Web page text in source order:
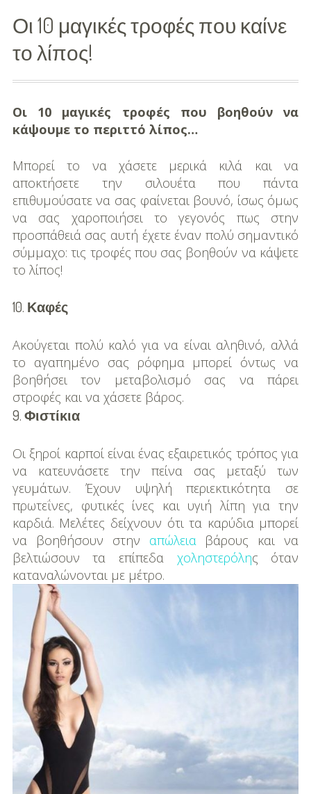
Διασκέδαση
Εκπαίδευση
Βάπτιση
Οργάνωση
Βάπτισης
Διάσημες
Βαπτίσεις
Σπίτι
Παιδικό Δωμάτιο
DIY
Διατροφή-Συνταγές
Συνταγές
Συμβουλές
Υγεία – Ψυχολογία
Οι 10 μαγικές τροφές που καίνε
το λίπος!
Οι 10 μαγικές τροφές που βοηθούν να
κάψουμε το περιττό λίπος…
Μπορεί το να χάσετε μερικά κιλά και να
αποκτήσετε την σιλουέτα που πάντα
επιθυμούσατε να σας φαίνεται βουνό, ίσως όμως
να σας χαροποιήσει το γεγονός πως στην
προσπάθειά σας αυτή έχετε έναν πολύ σημαντικό
σύμμαχο: τις τροφές που σας βοηθούν να κάψετε
το λίπος!
10. Καφές
Ακούγεται πολύ καλό για να είναι αληθινό, αλλά
το αγαπημένο σας ρόφημα μπορεί όντως να
βοηθήσει τον μεταβολισμό σας να πάρει
στροφές και να χάσετε βάρος.
9.Φιστίκια
Οι ξηροί καρποί είναι ένας εξαιρετικός τρόπος για
να κατευνάσετε την πείνα σας μεταξύ των
γευμάτων. Έχουν υψηλή περιεκτικότητα σε
πρωτεΐνες, φυτικές ίνες και υγιή λίπη για την
καρδιά. Μελέτες δείχνουν ότι τα καρύδια μπορεί
να βοηθήσουν στην απώλειαβάρους και να
βελτιώσουν τα επίπεδα χοληστερόλης όταν
καταναλώνονται με μέτρο.